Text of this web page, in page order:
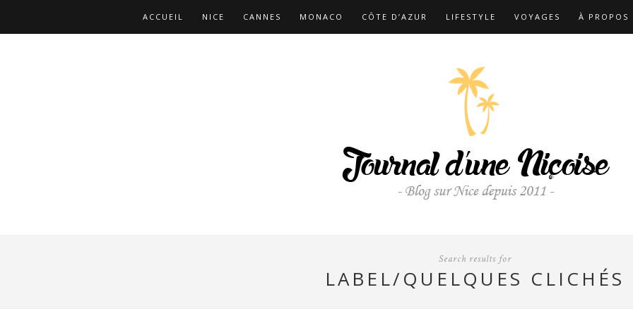
ACCUEIL NICE CANNES MONACO CÔTE D’AZUR LIFESTYLE VOYAGES À PROPOS
Search results for
LABEL/QUELQUES CLICHÉS